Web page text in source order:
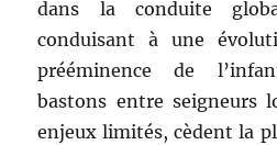
dans la conduite
conduisant à une
prééminence de
bastons entre seigneurs
enjeux limités, cèdent la